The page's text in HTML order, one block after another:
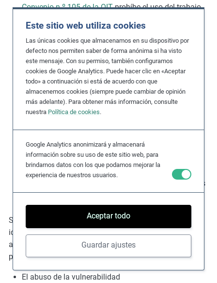
Este sitio web utiliza cookies
Las únicas cookies que almacenamos en su dispositivo por
defecto nos permiten saber de forma anónima si ha visto
este mensaje. Con su permiso, también configuramos
cookies de Google Analytics. Puede hacer clic en «Aceptar
todo» a continuación si está de acuerdo con que
almacenemos cookies (siempre puede cambiar de opinión
más adelante). Para obtener más información, consulte
nuestra Política de cookies.
Google Analytics anonimizará y almacenará
información sobre su uso de este sitio web, para
brindarnos datos con los que podamos mejorar la
experiencia de nuestros usuarios.
Aceptar todo
Guardar ajustes
Convenio n.º 105 de la OITprohíbe el uso del trabajo
en esta categoría cabe mencionar los prisioneros de
conciencia o los que son «reeducados» para fabricar
prendas de vestir o componentes para productos
electrónicos.
La trata de seres humanosse produce cuando
empresas o reclutadores explotadores obligan o
engañan a una persona para que vaya a un lugar
redes de apoyo, las víctimas son muy vulnerables y
pueden verse obligadas a trabajar en condiciones en
las que no habían dado su consentimiento o en un
trabajo completamente diferente o con otros términos
de contrato.
Según la
, los indicadores que pueden ayudar a
identificar a las personas que posiblemente estén
atrapadas en una situación de trabajo forzoso y que
pueden necesitar asistencia urgente incluyen:
El abuso de la vulnerabilidad